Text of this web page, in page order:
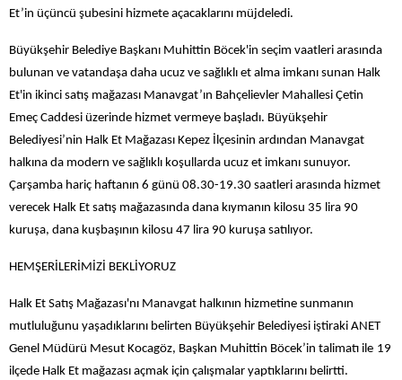
Et’in üçüncü şubesini hizmete açacaklarını müjdeledi.
Büyükşehir Belediye Başkanı Muhittin Böcek'in seçim vaatleri arasında
bulunan ve vatandaşa daha ucuz ve sağlıklı et alma imkanı sunan Halk
Et'in ikinci satış mağazası Manavgat’ın Bahçelievler Mahallesi Çetin
Emeç Caddesi üzerinde hizmet vermeye başladı. Büyükşehir
Belediyesi’nin Halk Et Mağazası Kepez İlçesinin ardından Manavgat
halkına da modern ve sağlıklı koşullarda ucuz et imkanı sunuyor.
Çarşamba hariç haftanın 6 günü 08.30-19.30 saatleri arasında hizmet
verecek Halk Et satış mağazasında dana kıymanın kilosu 35 lira 90
kuruşa, dana kuşbaşının kilosu 47 lira 90 kuruşa satılıyor.
HEMŞERİLERİMİZİ BEKLİYORUZ
Halk Et Satış Mağazası'nı Manavgat halkının hizmetine sunmanın
mutluluğunu yaşadıklarını belirten Büyükşehir Belediyesi iştiraki ANET
Genel Müdürü Mesut Kocagöz, Başkan Muhittin Böcek’in talimatı ile 19
ilçede Halk Et mağazası açmak için çalışmalar yaptıklarını belirtti.